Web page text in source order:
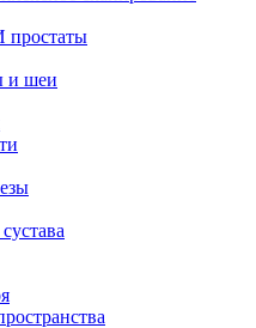
простаты
и шеи